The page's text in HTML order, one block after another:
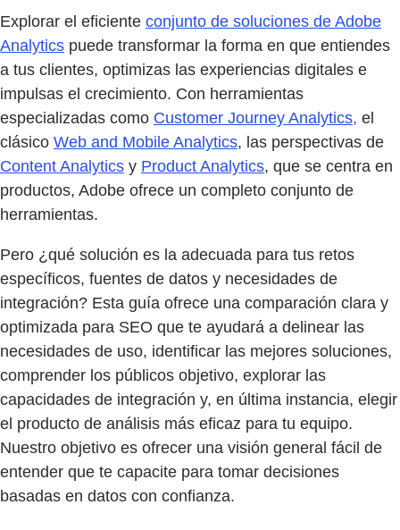
Explorar el eficiente conjunto de soluciones de Adobe
Analytics puede transformar la forma en que entiendes
a tus clientes, optimizas las experiencias digitales e
impulsas el crecimiento. Con herramientas
especializadas como Customer Journey Analytics, el
clásico Web and Mobile Analytics, las perspectivas de
Content Analytics y Product Analytics, que se centra en
productos, Adobe ofrece un completo conjunto de
herramientas.
Pero ¿qué solución es la adecuada para tus retos
específicos, fuentes de datos y necesidades de
integración? Esta guía ofrece una comparación clara y
optimizada para SEO que te ayudará a delinear las
necesidades de uso, identificar las mejores soluciones,
comprender los públicos objetivo, explorar las
capacidades de integración y, en última instancia, elegir
el producto de análisis más eficaz para tu equipo.
Nuestro objetivo es ofrecer una visión general fácil de
entender que te capacite para tomar decisiones
basadas en datos con confianza.